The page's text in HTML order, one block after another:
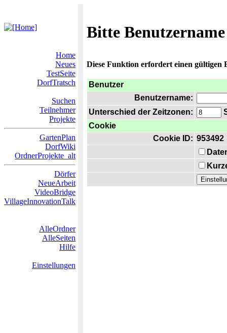
Bitte
Home
Neues
TestSeite
DorfTratsch
Suchen
Teilnehmer
Projekte
GartenPlan
DorfWiki
OrdnerProjekte_alt
Dörfer
NeueArbeit
VideoBridge
VillageInnovationTalk
AlleOrdner
AlleSeiten
Hilfe
Einstellungen
Diese Funktion erfordert einen gültigen
Benutzer
Benutzername:
Unterschied der Zeitzonen:
Cookie
Cookie ID: 953492